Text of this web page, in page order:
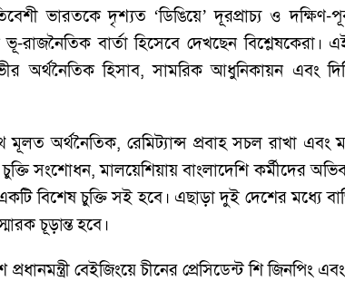
ভারতকে দৃশ্যত ‘ডিঙিয়ে’ দূরপ্রাচ্য ও দক্ষিণ-
রাজনৈতিক বার্তা হিসেবে দেখছেন
হিসাব, সামরিক আধুনিকায়ন এবং
মূলত অর্থনৈতিক, রেমিট্যান্স প্রবাহ সচল রাখা
সংশোধন, মালয়েশিয়ায় বাংলাদেশি কর্মীদের
বিশেষ চুক্তি সই হবে। এছাড়া দুই দেশের মধ্যে
চূড়ান্ত হবে।
বেইজিংয়ে চীনের প্রেসিডেন্ট শি জিনপিং এবং